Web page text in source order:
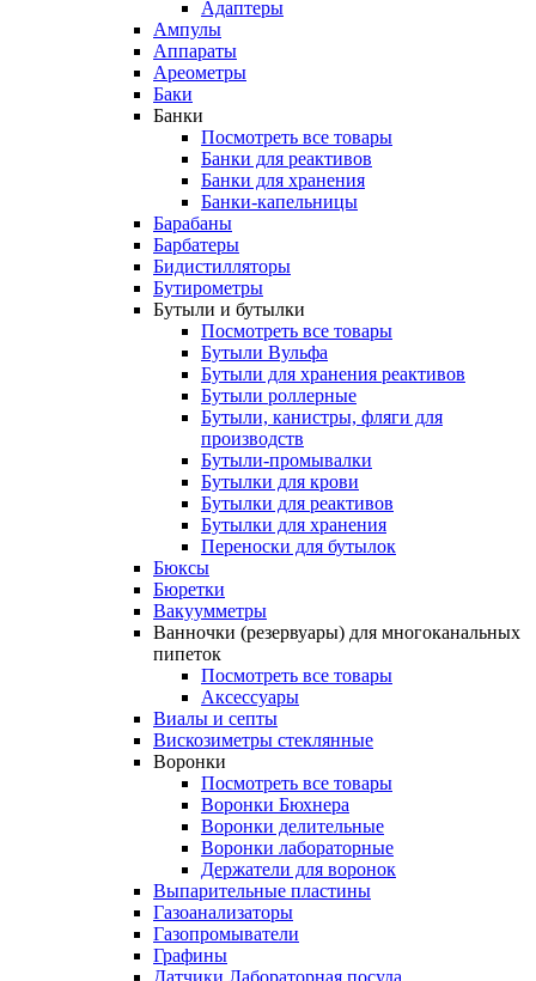
Адаптеры
Ампулы
Аппараты
Ареометры
Баки
Банки
Посмотреть все товары
Банки для реактивов
Банки для хранения
Банки-капельницы
Барабаны
Барбатеры
Бидистилляторы
Бутирометры
Бутыли и бутылки
Посмотреть все товары
Бутыли Вульфа
Бутыли для хранения реактивов
Бутыли роллерные
Бутыли, канистры, фляги для
производств
Бутыли-промывалки
Бутылки для крови
Бутылки для реактивов
Бутылки для хранения
Переноски для бутылок
Бюксы
Бюретки
Вакуумметры
Ванночки (резервуары) для многоканальных
пипеток
Посмотреть все товары
Аксессуары
Виалы и септы
Вискозиметры стеклянные
Воронки
Посмотреть все товары
Воронки Бюхнера
Воронки делительные
Воронки лабораторные
Держатели для воронок
Выпарительные пластины
Газоанализаторы
Газопромыватели
Графины
Датчики Лабораторная посуда